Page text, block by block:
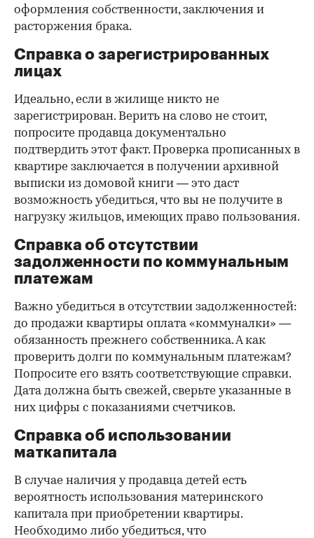
оформления собственности, заключения и
расторжения брака.
Справка о зарегистрированных
лицах
Идеально, если в жилище никто не
зарегистрирован. Верить на слово не стоит,
попросите продавца документально
подтвердить этот факт. Проверка прописанных в
квартире заключается в получении архивной
выписки из домовой книги — это даст
возможность убедиться, что вы не получите в
нагрузку жильцов, имеющих право пользования.
Справка об отсутствии
задолженности по коммунальным
платежам
Важно убедиться в отсутствии задолженностей:
до продажи квартиры оплата «коммуналки» —
обязанность прежнего собственника. А как
проверить долги по коммунальным платежам?
Попросите его взять соответствующие справки.
Дата должна быть свежей, сверьте указанные в
них цифры с показаниями счетчиков.
Справка об использовании
маткапитала
В случае наличия у продавца детей есть
вероятность использования материнского
капитала при приобретении квартиры.
Необходимо либо убедиться, что